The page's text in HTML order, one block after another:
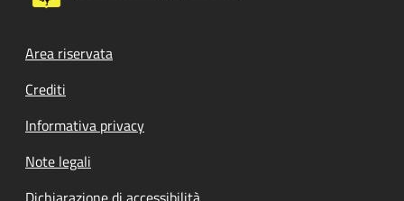
Footer menu
Area riservata
Crediti
Informativa privacy
Note legali